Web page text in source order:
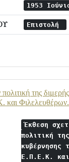
1953
Επιστολή
της
Φιλελευθέρων.
Έκθεση
πολιτική
κυβέρνησης
Ε.Π.Ε.Κ. και